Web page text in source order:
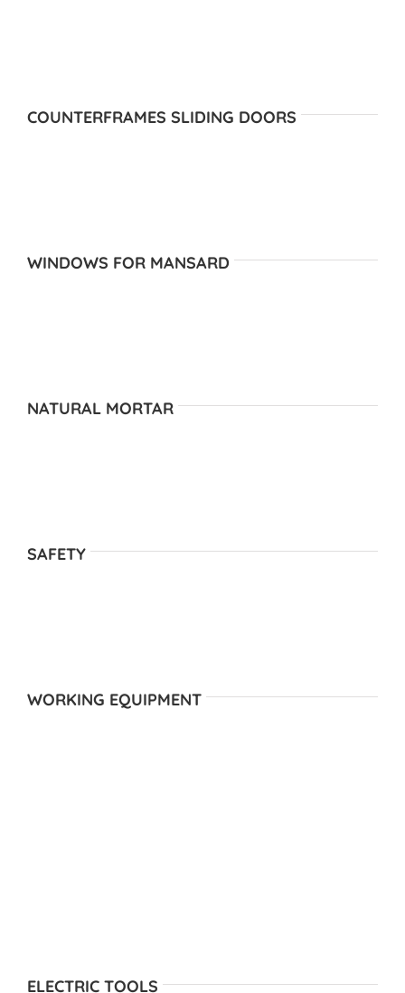
COUNTERFRAMES SLIDING DOORS
WINDOWS FOR MANSARD
NATURAL MORTAR
SAFETY
WORKING EQUIPMENT
ELECTRIC TOOLS